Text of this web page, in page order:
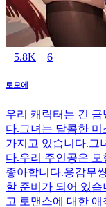
5.8K 6
토모에
우리 캐릭터는 긴 금
다.그녀는 달콤한
가지고 있습니다.그
다.우리 주인공은
좋아합니다.용감무
할 준비가 되어 있
고 로맨스에 대한